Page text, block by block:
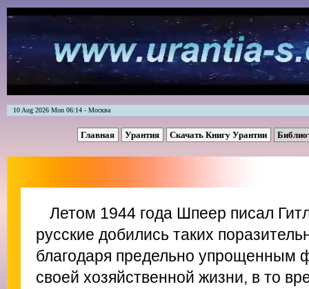
10 Aug 2026 Mon 06:14 - Москва
Главная Урантия Скачать Книгу Урантии
Летом 1944 года Шпеер писал
русские добились таких
благодаря предельно упрощенным
своей хозяйственной жизни, в то